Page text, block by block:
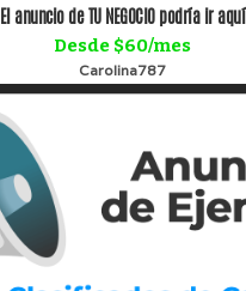
El anuncio de TU NEGOCIO podría ir aquí
Desde $60/mes
Carolina787